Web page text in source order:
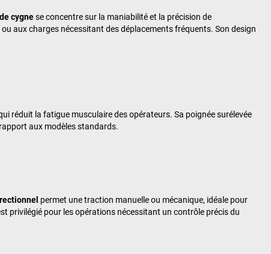
cygnese concentre sur la maniabilité et la précision de
aux charges nécessitant des déplacements fréquents. Son design
réduit la fatigue musculaire des opérateurs. Sa poignée surélevée
aux modèles standards.
permet une traction manuelle ou mécanique, idéale pour
privilégié pour les opérations nécessitant un contrôle précis du